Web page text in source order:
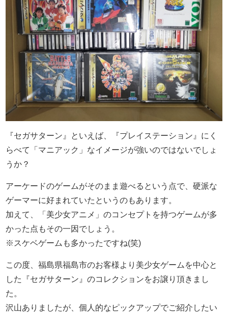
『セガサターン』といえば、『プレイステーション』にく
らべて「マニアック」なイメージが強いのではないでしょ
うか？
アーケードのゲームがそのまま遊べるという点で、硬派な
ゲーマーに好まれていたというのもあります。
加えて、「美少女アニメ」のコンセプトを持つゲームが多
かった点もその一因でしょう。
※スケベゲームも多かったですね(笑)
この度、福島県福島市のお客様より美少女ゲームを中心と
した『セガサターン』のコレクションをお譲り頂きまし
た。
沢山ありましたが、個人的なピックアップでご紹介したい